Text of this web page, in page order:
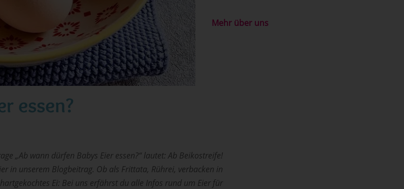
essen?
Mehr über uns
„Ab wann dürfen Babys Eier essen?“ lautet: Ab Beikostreife!
in unserem Blogbeitrag. Ob als Frittata, Rührei, verbacken in
Ei: Bei uns erfährst du alle Infos rund um Eier für